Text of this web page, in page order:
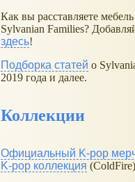
Как вы расставляете
Sylvanian Families?
здесь!
Подборка статей о
2019 года и далее.
Коллекции
Официальный K-pop
K-pop коллекция (ColdFire)